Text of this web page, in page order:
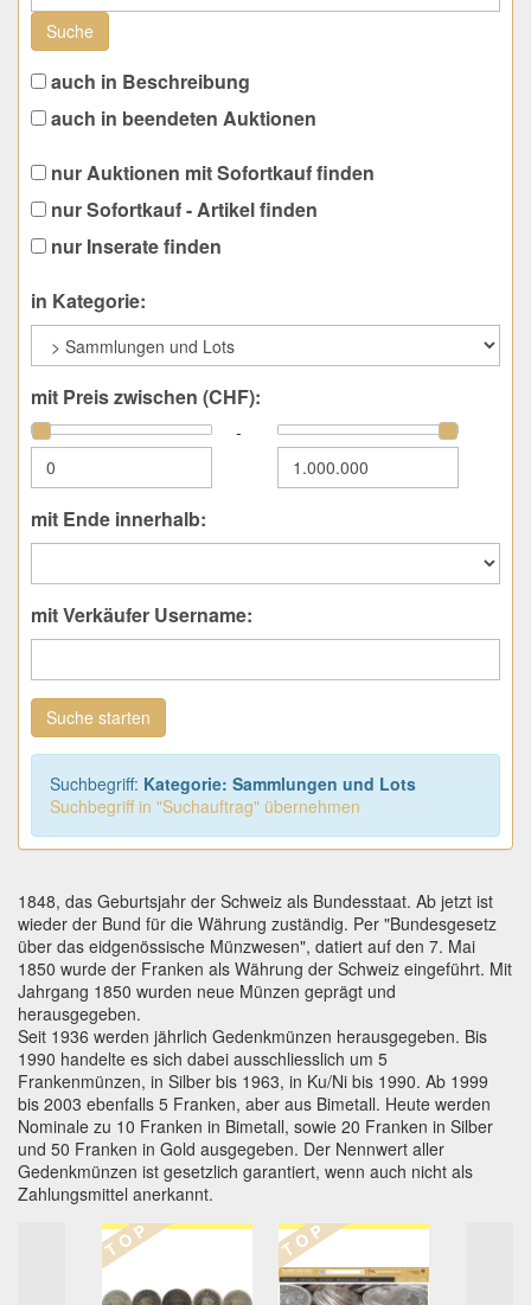
Suche
auch in Beschreibung
auch in beendeten Auktionen
nur Auktionen mit Sofortkauf finden
nur Sofortkauf - Artikel finden
nur Inserate finden
in Kategorie:
mit Preis zwischen (CHF):
-
mit Ende innerhalb:
mit Verkäufer Username:
Suche starten
Suchbegriff: Kategorie: Sammlungen und Lots
Suchbegriff in "Suchauftrag" übernehmen
1848, das Geburtsjahr der Schweiz als Bundesstaat. Ab jetzt ist
wieder der Bund für die Währung zuständig. Per "Bundesgesetz
über das eidgenössische Münzwesen", datiert auf den 7. Mai
1850 wurde der Franken als Währung der Schweiz eingeführt. Mit
Jahrgang 1850 wurden neue Münzen geprägt und
herausgegeben.
Seit 1936 werden jährlich Gedenkmünzen herausgegeben. Bis
1990 handelte es sich dabei ausschliesslich um 5
Frankenmünzen, in Silber bis 1963, in Ku/Ni bis 1990. Ab 1999
bis 2003 ebenfalls 5 Franken, aber aus Bimetall. Heute werden
Nominale zu 10 Franken in Bimetall, sowie 20 Franken in Silber
und 50 Franken in Gold ausgegeben. Der Nennwert aller
Gedenkmünzen ist gesetzlich garantiert, wenn auch nicht als
Zahlungsmittel anerkannt.
T O P T O P